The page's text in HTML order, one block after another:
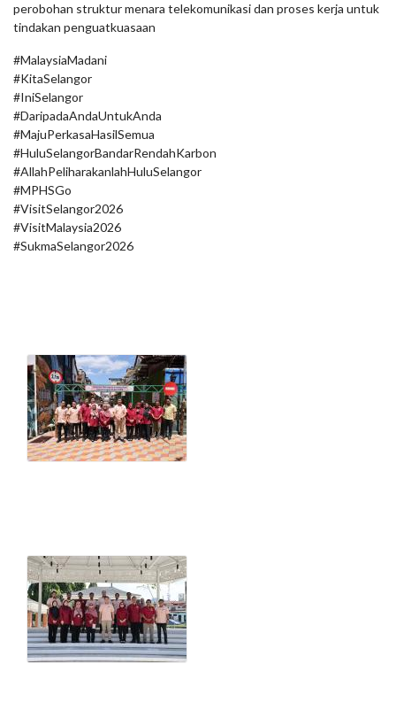
perobohan struktur menara telekomunikasi dan proses kerja untuk
tindakan penguatkuasaan
#MalaysiaMadani
#KitaSelangor
#IniSelangor
#DaripadaAndaUntukAnda
#MajuPerkasaHasilSemua
#HuluSelangorBandarRendahKarbon
#AllahPeliharakanlahHuluSelangor
#MPHSGo
#VisitSelangor2026
#VisitMalaysia2026
#SukmaSelangor2026